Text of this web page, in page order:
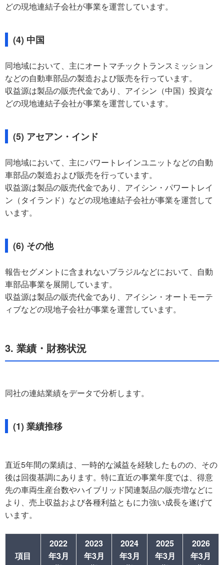
どの現地連結子会社が事業を運営しています。
(4) 中国
同地域において、主にオートマチックトランスミッション
などの自動車部品の製造および販売を行っています。
収益源は製品の販売代金であり、アイシン（中国）投資な
どの現地連結子会社が事業を運営しています。
(5) アセアン・インド
同地域において、主にパワートレインユニットなどの自動
車部品の製造および販売を行っています。
収益源は製品の販売代金であり、アイシン・パワートレイ
ン（タイランド）などの現地連結子会社が事業を運営して
います。
(6) その他
報告セグメントに含まれないブラジルなどにおいて、自動
車部品事業を展開しています。
収益源は製品の販売代金であり、アイシン・オートモーテ
ィブなどの現地子会社が事業を運営しています。
3. 業績・財務状況
同社の連結業績をデータで分析します。
(1) 業績推移
直近5年間の業績は、一時的な減益を経験したものの、その
後は回復基調にあります。特に直近の事業年度では、得意
先の車両生産台数やハイブリッド関連製品の販売増などに
より、売上収益および各種利益ともに力強い成長を遂げて
います。
項目
2022
年3月
2023
年3月
2024
年3月
2025
年3月
2026
年3月